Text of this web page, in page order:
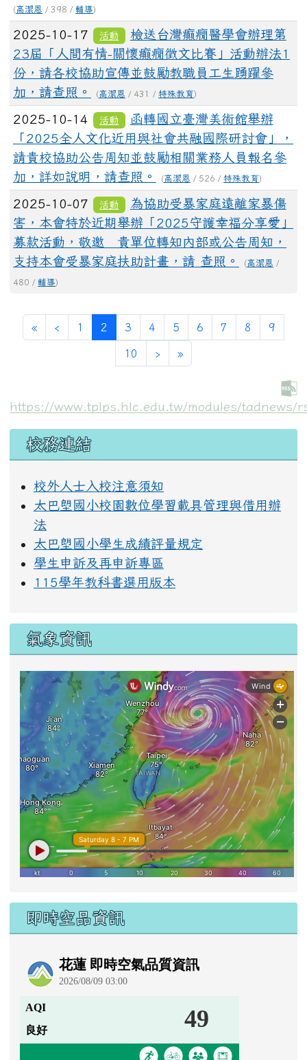
(高潔恩 / 398 / 輔導)
2025-10-17 活動
檢送台灣癲癇醫學會辦理第
23屆「人間有情-關懷癲癇徵文比賽」活動辦法1
份，請各校協助宣傳並鼓勵教職員工生踴躍參
加，請查照。
(高潔恩 / 431 / 特殊教育)
2025-10-14 活動
函轉國立臺灣美術館舉辦
「2025全人文化近用與社會共融國際研討會」，
請貴校協助公告周知並鼓勵相關業務人員報名參
加，詳如說明，請查照。
(高潔恩 / 526 / 特殊教育)
2025-10-07 活動
為協助受暴家庭遠離家暴傷
害，本會特於近期舉辦「2025守護幸福分享愛」
募款活動，敬邀 貴單位轉知內部或公告周知，
支持本會受暴家庭扶助計畫，請 查照。
(高潔恩 /
480 / 輔導)
«第一頁
‹ 上一頁
1 2 (目前頁次)
3 4 5 6 7 8 9
10 ›下一頁
»最後頁
https://www.tplps.hlc.edu.tw/modules/tadnews/
左邊區域內容
校務連結
校外人士入校注意須知
太巴塱國小校園數位學習載具管理與借用辦
法
太巴塱國小學生成績評量規定
學生申訴及再申訴專區
115學年教科書選用版本
氣象資訊
即時空品資訊